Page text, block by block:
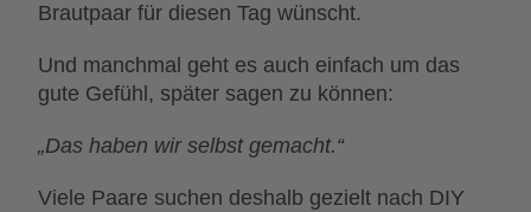
Brautpaar für diesen Tag wünscht.
Und manchmal geht es auch einfach um das
gute Gefühl, später sagen zu können:
„Das haben wir selbst gemacht.“
Viele Paare suchen deshalb gezielt nach DIY